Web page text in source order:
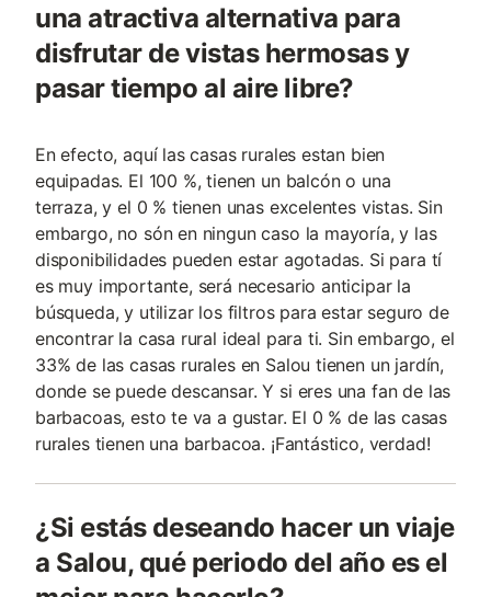
una atractiva alternativa para
disfrutar de vistas hermosas y
pasar tiempo al aire libre?
En efecto, aquí las casas rurales estan bien
equipadas. El 100 %, tienen un balcón o una
terraza, y el 0 % tienen unas excelentes vistas. Sin
embargo, no són en ningun caso la mayoría, y las
disponibilidades pueden estar agotadas. Si para tí
es muy importante, será necesario anticipar la
búsqueda, y utilizar los filtros para estar seguro de
encontrar la casa rural ideal para ti. Sin embargo, el
33% de las casas rurales en Salou tienen un jardín,
donde se puede descansar. Y si eres una fan de las
barbacoas, esto te va a gustar. El 0 % de las casas
rurales tienen una barbacoa. ¡Fantástico, verdad!
¿Si estás deseando hacer un viaje
a Salou, qué periodo del año es el